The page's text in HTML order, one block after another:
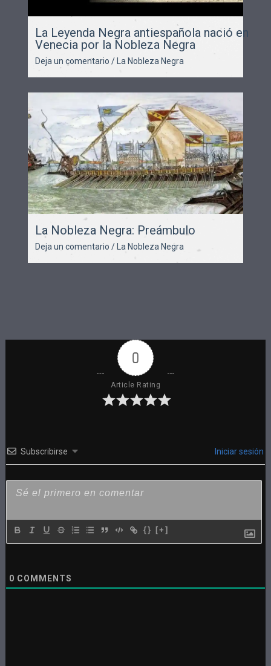
La Leyenda Negra antiespañola nació en
Venecia por la Nobleza Negra
Deja un comentario / La Nobleza Negra
La Nobleza Negra: Preámbulo
Deja un comentario / La Nobleza Negra
0
Article Rating
Subscribirse Iniciar sesión
{} [+]
0 COMMENTS